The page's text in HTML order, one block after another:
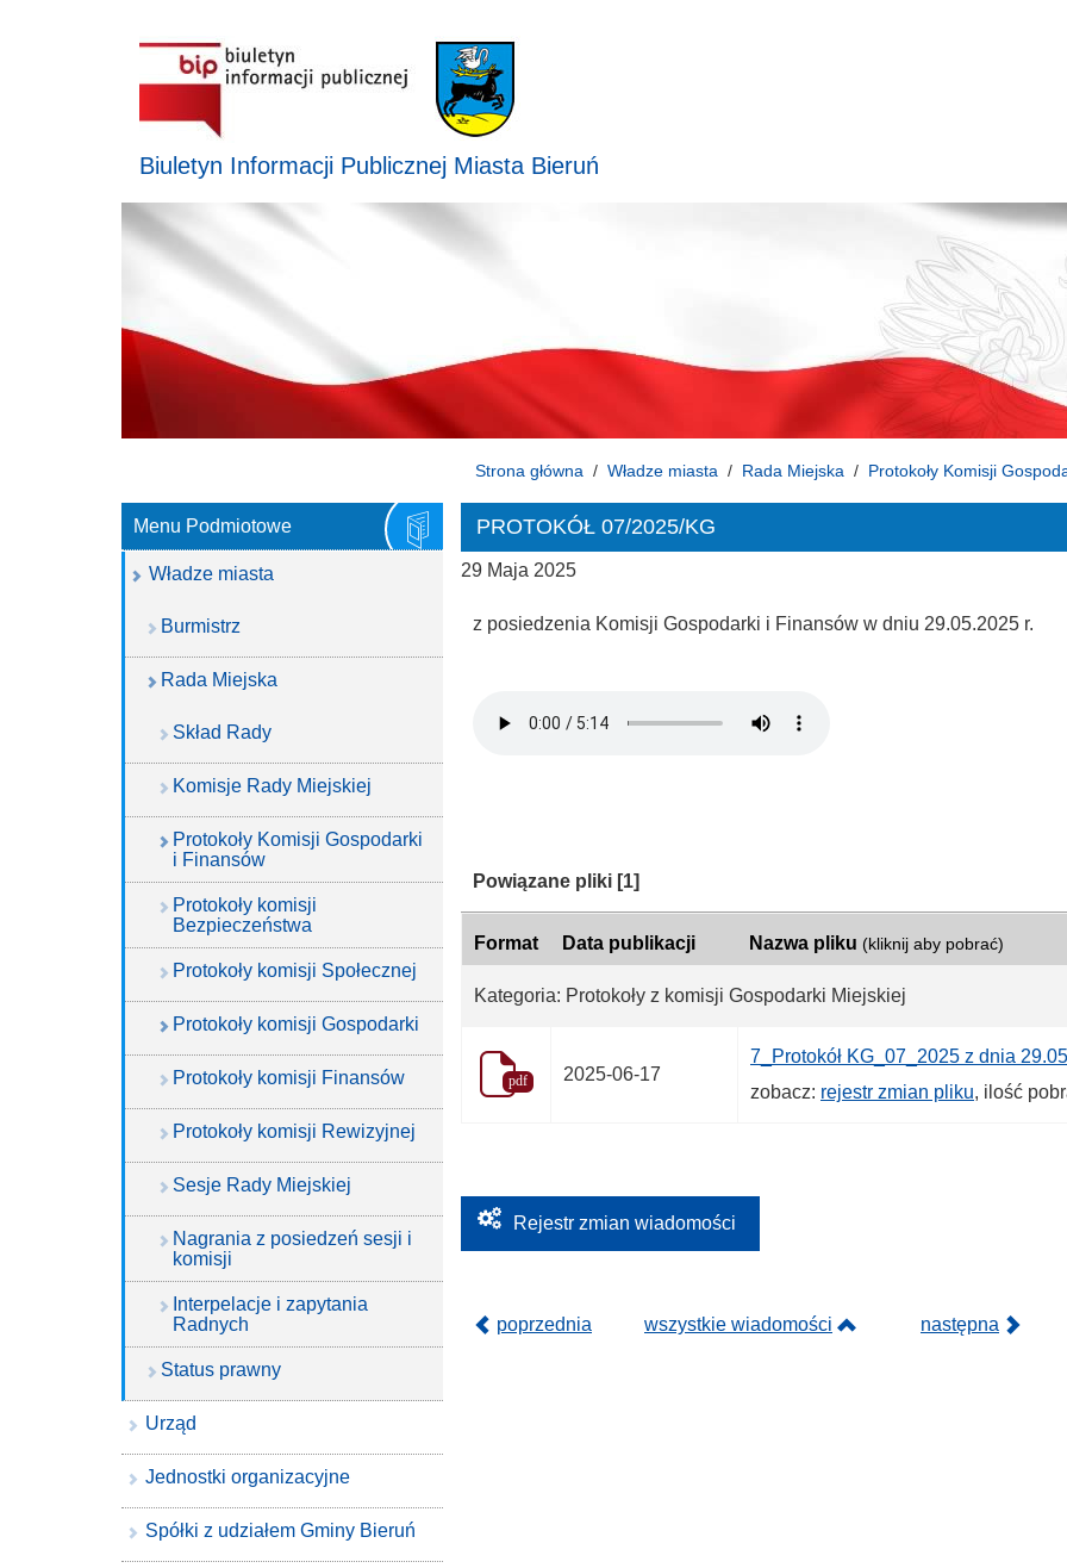
Biuletyn Informacji Publicznej Miasta Bieruń
Strona główna Władze miasta Rada Miejska Protokoły Komisji
PROTOKÓŁ 07/2025/KG
29 Maja 2025
z posiedzenia Komisji Gospodarki i Finansów w dniu 29.05.2025 r.
Kategoria:
Powiązane pliki [1]
Format Data publikacji Nazwa pliku (kliknij aby pobrać)
Kategoria: Protokoły z komisji Gospodarki Miejskiej
pdf 2025-06-17
7_Protokół KG_07_2025 z dnia
zobacz: rejestr zmian pliku, ilość
Rejestr zmian wiadomości
poprzednia wszystkie wiadomości następna
Menu Podmiotowe
Władze miasta
Burmistrz
Rada Miejska
Skład Rady
Komisje Rady Miejskiej
Protokoły Komisji Gospodarki
i Finansów
Protokoły komisji
Bezpieczeństwa
Protokoły komisji Społecznej
Protokoły komisji Gospodarki
Protokoły komisji Finansów
Protokoły komisji Rewizyjnej
Sesje Rady Miejskiej
Nagrania z posiedzeń sesji i
komisji
Interpelacje i zapytania
Radnych
Status prawny
Urząd
Jednostki organizacyjne
Spółki z udziałem Gminy Bieruń